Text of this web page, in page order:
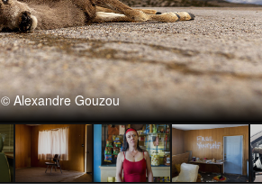
© Alexandre Gouzou